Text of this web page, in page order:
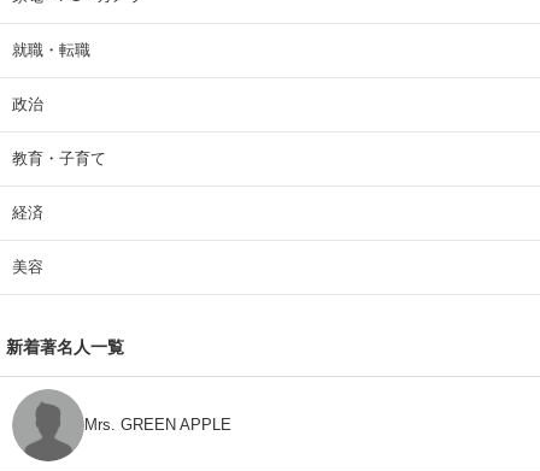
就職・転職
政治
教育・子育て
経済
美容
新着著名人一覧
Mrs. GREEN APPLE